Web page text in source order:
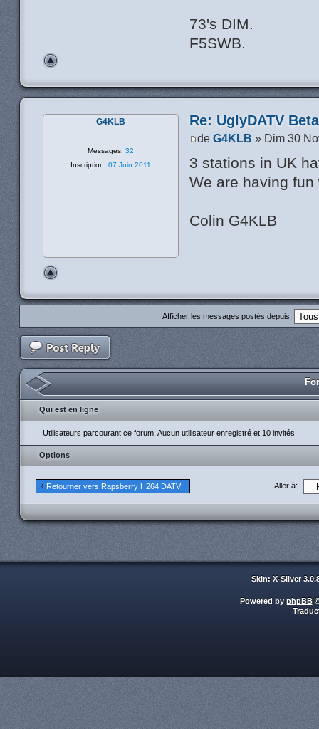
73's DIM.
F5SWB.
Re: UglyDATV
deG4KLB » Dim 30
3 stations in UK
We are having
Colin G4KLB
G4KLB
Messages: 32
Inscription: 07 Juin 2011
Afficher les messages postés depuis:
Qui est en ligne
Utilisateurs parcourant ce forum: Aucun utilisateur enregistré et 10 invités
Options
Retourner vers Rapsberry H264 DATV Aller à:
Skin: X-Silver
Powered by phpBB©